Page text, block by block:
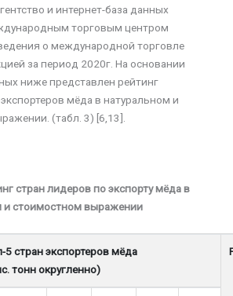
и интернет-база данных
торговым центром
о международной торговле
за период 2020г. На основании
ниже представлен рейтинг
мёда в натуральном и
(табл. 3) [6,13].
стран лидеров по экспорту мёда в
и стоимостном выражении
5 стран экспортеров мёда
тонн округленно)